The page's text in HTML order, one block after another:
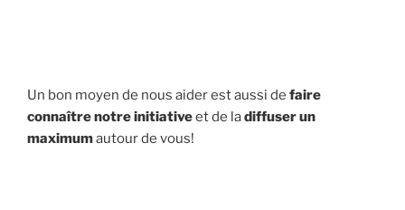
Un bon moyen de nous aider est aussi de faire
connaître notre initiativeet de ladiffuser un
maximumautour de vous!